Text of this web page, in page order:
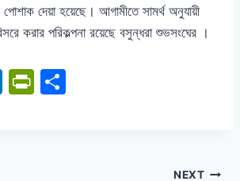
দেয়া হয়েছে। আগামীতে সামর্থ অনুযায়ী
করার পরিকল্পনা রয়েছে বসুন্ধরা শুভসংঘের ।
Li Pr
NEXT